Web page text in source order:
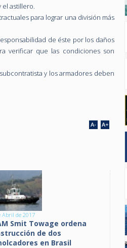
astillero.
para lograr una división más
de éste por los daños
verificar que las condiciones son
y los armadores deben
Abril de 2017
Smit Towage ordena
de dos
en Brasil